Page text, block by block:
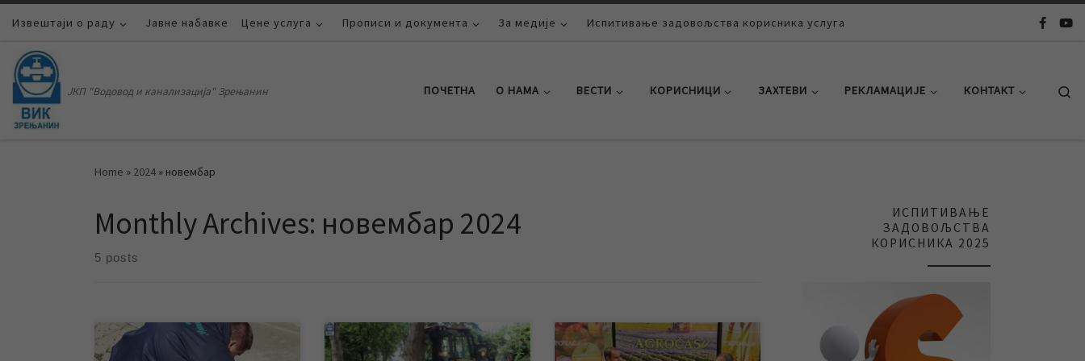
Skip to content
Извештаји о раду Јавне набавке Цене услуга Прописи и документа За медије Испитивање задовољства корисника услуга
ЈКП "Водовод и канализација" Зрењанин ПОЧЕТНА О НАМА ВЕСТИ КОРИСНИЦИ ЗАХТЕВИ РЕКЛАМАЦИЈЕ КОНТАКТ
Home » 2024 » новембар
Monthly Archives: новембар 2024
5 posts
Средином новембра настављено је
У току је санација хаварије на
Гостујући у емисији „Агрочас“ на
ИСПИТИВАЊЕ
ЗАДОВОЉСТВА
КОРИСНИКА 2025